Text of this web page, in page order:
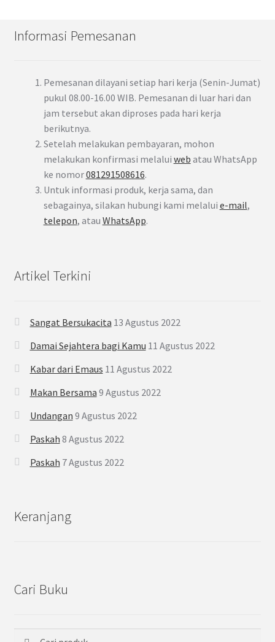
Informasi Pemesanan
Pemesanan dilayani setiap hari kerja (Senin-Jumat)
pukul 08.00-16.00 WIB. Pemesanan di luar hari dan
jam tersebut akan diproses pada hari kerja
berikutnya.
Setelah melakukan pembayaran, mohon
melakukan konfirmasi melalui web atau WhatsApp
ke nomor081291508616.
Untuk informasi produk, kerja sama, dan
sebagainya, silakan hubungi kami melalui e-mail,
telepon, atau WhatsApp.
Artikel Terkini
Sangat Bersukacita 13 Agustus 2022
Damai Sejahtera bagi Kamu 11 Agustus 2022
Kabar dari Emaus 11 Agustus 2022
Makan Bersama 9 Agustus 2022
Undangan 9 Agustus 2022
Paskah 8 Agustus 2022
Paskah 7 Agustus 2022
Keranjang
Cari Buku
Pencarian